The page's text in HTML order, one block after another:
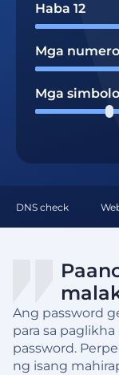
Haba 12
Mga numero
Mga simbolo
DNS check
Ang password
para sa
password.
ng isang